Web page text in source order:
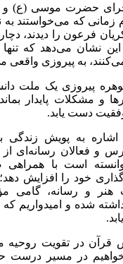
حضرت موسی (ع) و
زمانی که می‌خواستند به
فرعون را دیدند،
نشان می‌دهد که تنها
به پیروزی واقعی
پیروزی یک ملت
و مشکلات پایدار
دست یابد.
اشاره به پویش زندگی با
و فعالان رسانه‌ای
است با همراهی
خود را افزایش
هنر و رسانه، گامی
شده و امیدواریم
قرآن در تقویت روحیه
در مسیر درست